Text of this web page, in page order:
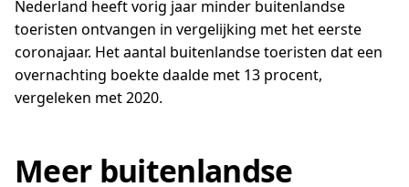
Nederland heeft vorig jaar minder buitenlandse
toeristen ontvangen in vergelijking met het eerste
coronajaar. Het aantal buitenlandse toeristen dat een
overnachting boekte daalde met 13 procent,
vergeleken met 2020.
Meer buitenlandse